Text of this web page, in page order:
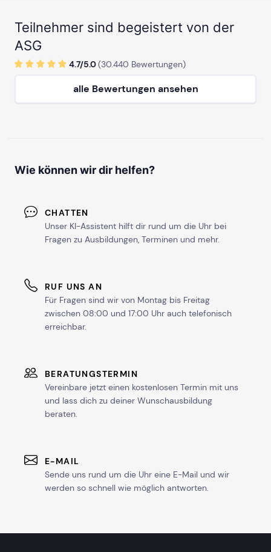
Teilnehmer sind begeistert von der
ASG
4.7/5.0(30.440 Bewertungen)
alle Bewertungen ansehen
Wie können wir dir helfen?
CHATTEN
Unser KI-Assistent hilft dir rund um die Uhr bei
Fragen zu Ausbildungen, Terminen und mehr.
RUF UNS AN
Für Fragen sind wir von Montag bis Freitag
zwischen 08:00 und 17:00 Uhr auch telefonisch
erreichbar.
BERATUNGSTERMIN
Vereinbare jetzt einen kostenlosen Termin mit uns
und lass dich zu deiner Wunschausbildung
beraten.
E-MAIL
Sende uns rund um die Uhr eine E-Mail und wir
werden so schnell wie möglich antworten.